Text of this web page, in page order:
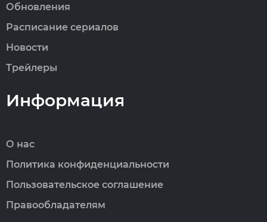
Обновления
Расписание сериалов
Новости
Трейлеры
Информация
О нас
Политика конфиденциальности
Пользовательское соглашение
Правообладателям